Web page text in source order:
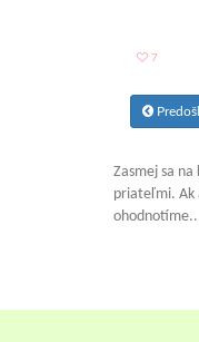
7
Zasmej sa
priateľmi. Ak